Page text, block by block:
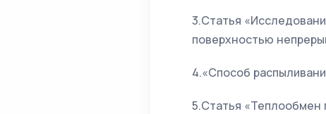
3.Статья
поверхностью
4.«Способ
5.Статья «Теплообмен